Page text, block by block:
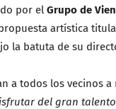
por el Grupo de
artística
la batuta de su
a todos los vecinos
del gran